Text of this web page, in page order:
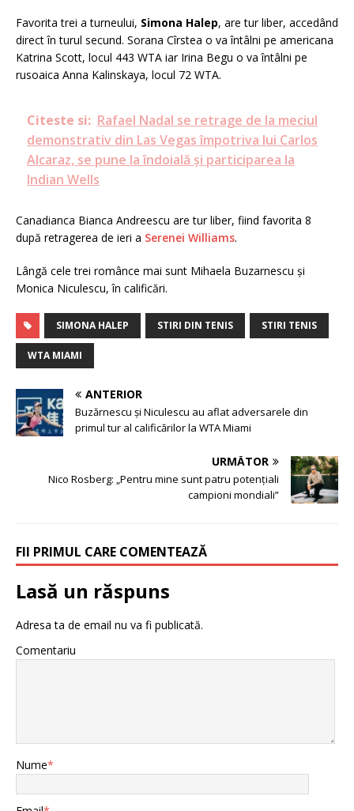
Favorita trei a turneului, Simona Halep, are tur liber, accedând
direct în turul secund. Sorana Cîrstea o va întâlni pe americana
Katrina Scott, locul 443 WTA iar Irina Begu o va întâlni pe
rusoaica Anna Kalinskaya, locul 72 WTA.
Citeste si: Rafael Nadal se retrage de la meciul
demonstrativ din Las Vegas împotriva lui Carlos
Alcaraz, se pune la îndoială și participarea la
Indian Wells
Canadianca Bianca Andreescu are tur liber, fiind favorita 8
după retragerea de ieri a Serenei Williams.
Lângă cele trei românce mai sunt Mihaela Buzarnescu și
Monica Niculescu, în calificări.
SIMONA HALEP STIRI DIN TENIS STIRI TENIS
WTA MIAMI
ANTERIOR
Buzărnescu și Niculescu au aflat adversarele din
primul tur al calificărilor la WTA Miami
URMĂTOR
Nico Rosberg: „Pentru mine sunt patru potențiali
campioni mondiali”
FII PRIMUL CARE COMENTEAZĂ
Lasă un răspuns
Adresa ta de email nu va fi publicată.
Comentariu
Nume*